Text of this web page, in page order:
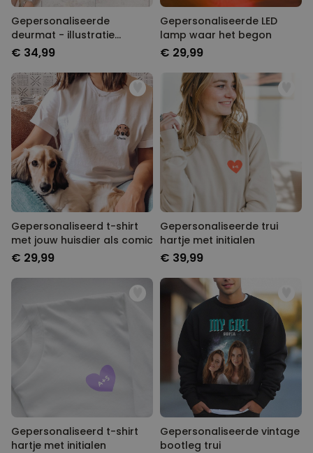
Gepersonaliseerde
deurmat - illustratie
cartoon familie
€ 34,99
Gepersonaliseerde LED
lamp waar het begon
€ 29,99
Gepersonaliseerd t-shirt
met jouw huisdier als comic
€ 29,99
Gepersonaliseerde trui
hartje met initialen
€ 39,99
Gepersonaliseerd t-shirt
hartje met initialen
Gepersonaliseerde vintage
bootleg trui